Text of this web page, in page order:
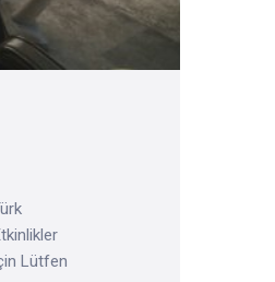
Lütfen